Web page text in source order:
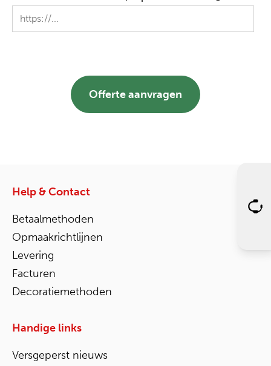
Offerte aanvragen
Help & Contact
Betaalmethoden
Opmaakrichtlijnen
Levering
Facturen
Decoratiemethoden
Handige links
Versgeperst nieuws